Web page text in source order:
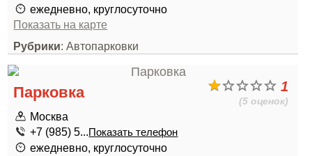
ежедневно, круглосуточно
Показать на карте
Рубрики: Автопарковки
1
(5 оценок)
Парковка
Москва
+7 (985) 5...Показать телефон
ежедневно, круглосуточно